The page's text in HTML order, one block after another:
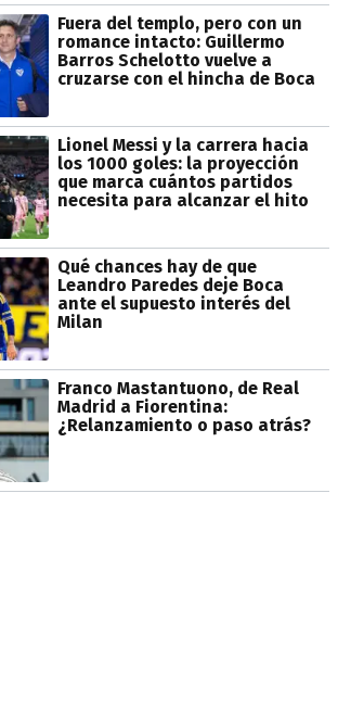
Fuera del templo, pero con un
romance intacto: Guillermo
Barros Schelotto vuelve a
cruzarse con el hincha de Boca
Lionel Messi y la carrera hacia
los 1000 goles: la proyección
que marca cuántos partidos
necesita para alcanzar el hito
Qué chances hay de que
Leandro Paredes deje Boca
ante el supuesto interés del
Milan
Franco Mastantuono, de Real
Madrid a Fiorentina:
¿Relanzamiento o paso atrás?